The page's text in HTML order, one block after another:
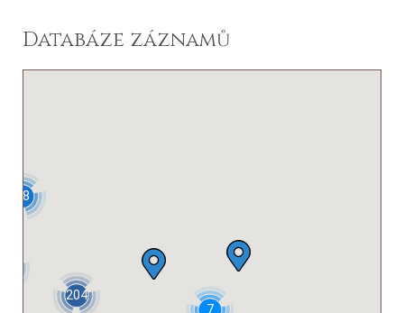
Databáze záznamů
48
204
7